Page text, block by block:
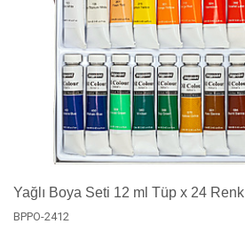
Yağlı Boya Seti 12 ml Tüp x 24 Renk
BPPO-2412